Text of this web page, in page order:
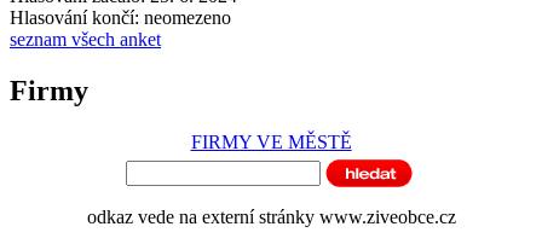
Hlasování končí: neomezeno
seznam všech anket
Firmy
FIRMY VE MĚSTĚ
odkaz vede na externí stránky www.ziveobce.cz